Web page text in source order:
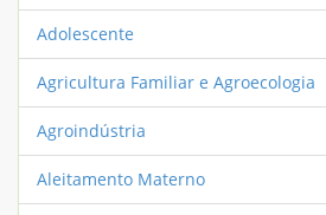
Adolescente
Agricultura Familiar e Agroecologia
Agroindústria
Aleitamento Materno